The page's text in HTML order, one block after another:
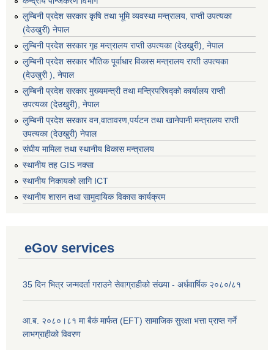
लुम्बिनी प्रदेश सरकार कृषि तथा भूमि व्यवस्था मन्त्रालय, राप्ती उपत्यका
(देउखुरी) नेपाल
लुम्बिनी प्रदेश सरकार गृह मन्त्रालय राप्ती उपत्यका (देउखुरी), नेपाल
लुम्बिनी प्रदेश सरकार भौतिक पूर्वाधार विकास मन्त्रालय राप्ती उपत्यका
(देउखुरी ), नेपाल
लुम्बिनी प्रदेश सरकार मुख्यमन्त्री तथा मन्त्रिपरिषद्को कार्यालय राप्ती
उपत्यका (देउखुरी), नेपाल
लुम्बिनी प्रदेश सरकार वन,वातावरण,पर्यटन तथा खानेपानी मन्त्रालय राप्ती
उपत्यका (देउखुरी) नेपाल
संघीय मामिला तथा स्थानीय विकास मन्त्रालय
स्थानीय तह GIS नक्सा
स्थानीय निकायको लागि ICT
स्थानीय शासन तथा सामुदायिक विकास कार्यक्रम
eGov services
35 दिन भित्र जन्मदर्ता गराउने सेवाग्राहीको संख्या - अर्धवार्षिक २०८०/८१
आ.ब. २०८०।८१ मा बैकं मार्फत (EFT) सामाजिक सुरक्षा भत्ता प्राप्त गर्ने
लाभग्राहीको विवरण